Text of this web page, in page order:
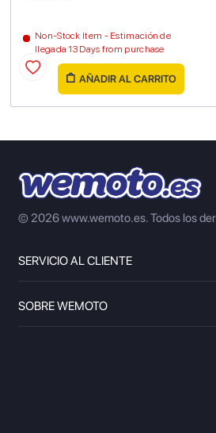
Non-Stock Item - Estimación de
llegada 13 Days from purchase
AÑADIR AL CARRITO
© 2026 www.wemoto.es.Todos los
SERVICIO AL CLIENTE
SOBRE WEMOTO